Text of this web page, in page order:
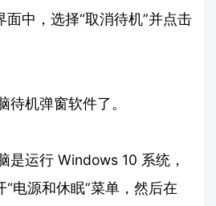
面中，选择“取消待机”并点击
待机弹窗软件了。
是运行 Windows 10 系统，
“电源和休眠”菜单，然后在